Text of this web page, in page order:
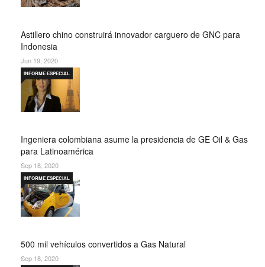
Astillero chino construirá innovador carguero de GNC para
Indonesia
Jun 19, 2020
Ingeniera colombiana asume la presidencia de GE Oil & Gas
para Latinoamérica
INFORME ESPECIAL
Sep 18, 2020
500 mil vehículos convertidos a Gas Natural
INFORME ESPECIAL
Sep 18, 2020